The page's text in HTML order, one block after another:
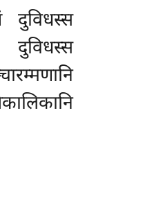
दुविधस्स
दुविधस्स